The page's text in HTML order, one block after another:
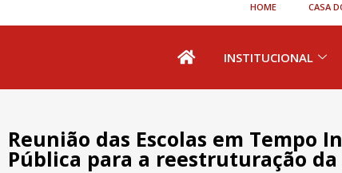
HOME CASA
INSTITUCIONAL
Reunião das Escolas em Tempo
Pública para a reestruturação da